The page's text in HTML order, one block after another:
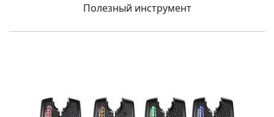
Полезный инструмент